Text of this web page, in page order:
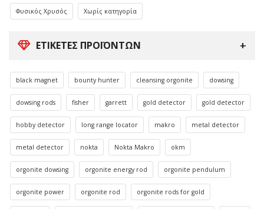
Φυσικός Χρυσός Χωρίς κατηγορία
ΕΤΙΚΈΤΕΣ ΠΡΟΪΌΝΤΩΝ
black magnet bounty hunter cleansing orgonite dowsing
dowsing rods fisher garrett gold detector gold detector
hobby detector long range locator makro metal detector
metal detector nokta Nokta Makro okm
orgonite dowsing orgonite energy rod orgonite pendulum
orgonite power orgonite rod orgonite rods for gold